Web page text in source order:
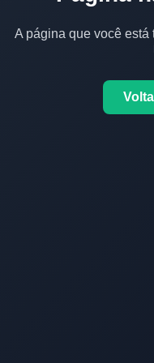
A página que você está